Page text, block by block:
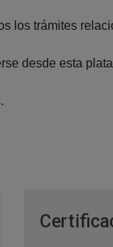
los trámites
desde esta